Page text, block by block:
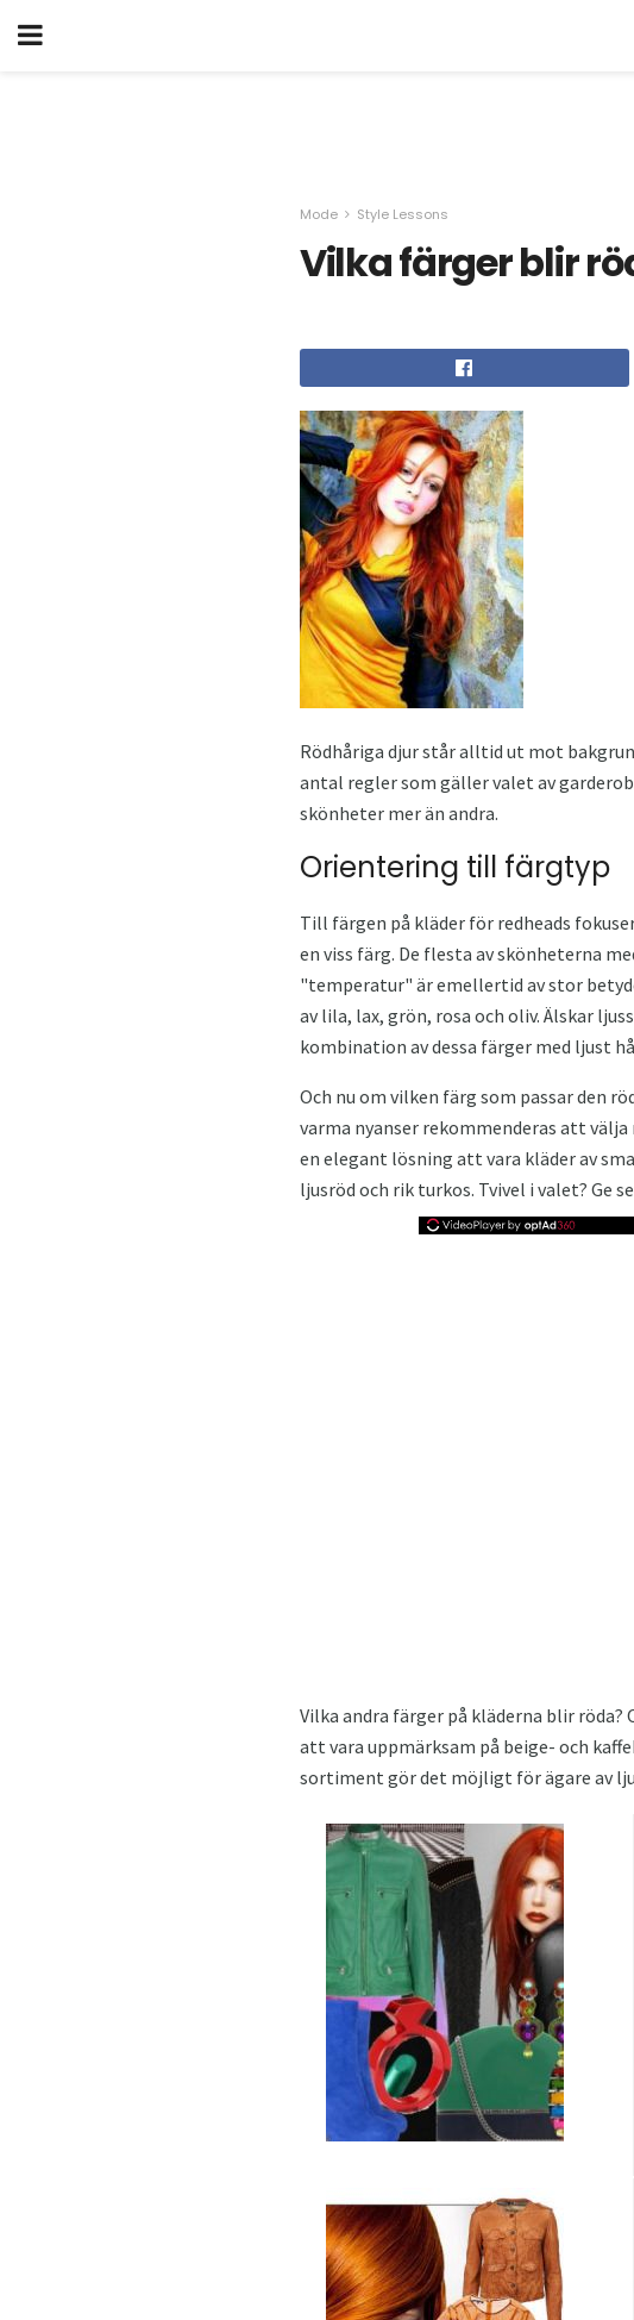
Mode Style Lessons
Vilka färger blir
Rödhåriga djur står alltid ut mot
antal regler som gäller valet av
skönheter mer än andra.
Orientering till färgtyp
Till färgen på kläder för redheads
en viss färg. De flesta av skönheterna
"temperatur" är emellertid av stor
av lila, lax, grön, rosa och oliv. Älskar
kombination av dessa färger med ljust
Och nu om vilken färg som passar den
varma nyanser rekommenderas att
en elegant lösning att vara kläder av
ljusröd och rik turkos. Tvivel i valet? Ge
Vilka andra färger på kläderna blir
att vara uppmärksam på beige- och
sortiment gör det möjligt för ägare av